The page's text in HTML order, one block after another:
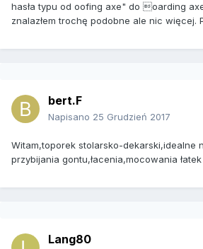
hasła typu od oofing axe" do oarding
znalazłem trochę podobne ale nic więcej.
bert.F
Napisano 25 Grudzień 2017
Witam,toporek stolarsko-dekarski,idealne
przybijania gontu,łacenia,mocowania
Lang80